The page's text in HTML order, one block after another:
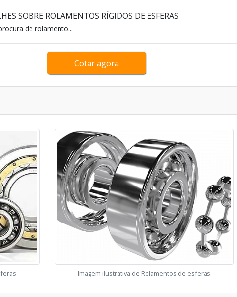
SOBRE ROLAMENTOS RÍGIDOS DE ESFERAS
de rolamento...
Cotar agora
Imagem ilustrativa de Rolamentos de esferas